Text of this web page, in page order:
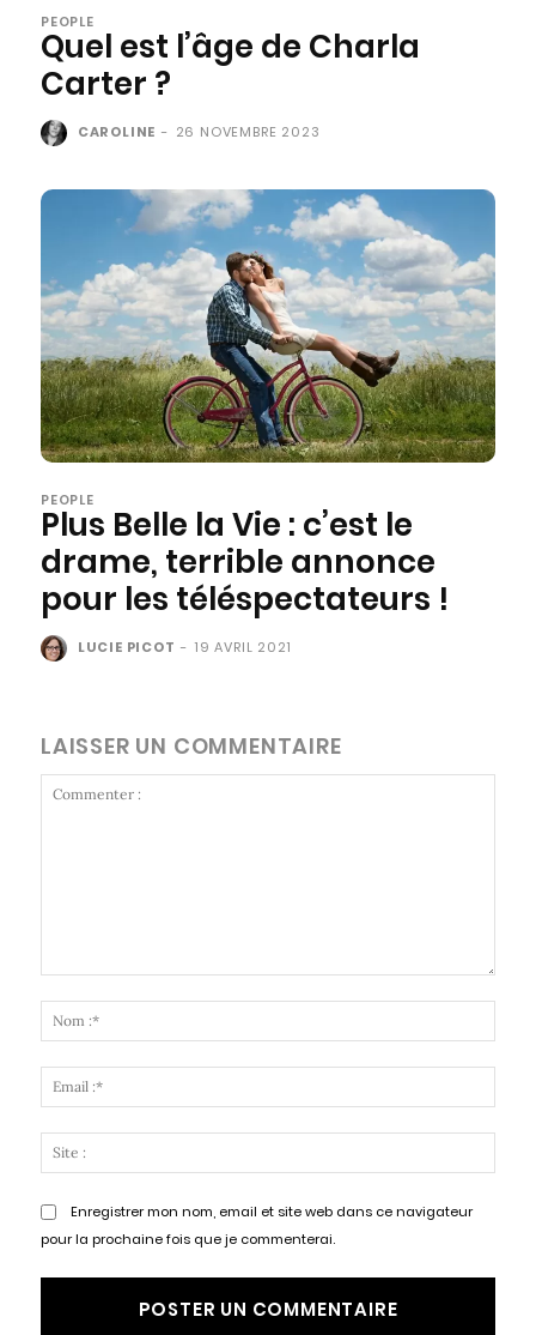
PEOPLE
Quel est l’âge de Charla
Carter ?
CAROLINE - 26 NOVEMBRE 2023
PEOPLE
Plus Belle la Vie : c’est le
drame, terrible annonce
pour les téléspectateurs !
LUCIE PICOT - 19 AVRIL 2021
LAISSER UN COMMENTAIRE
:*
:*
:
Enregistrer mon nom, email et site web dans ce navigateur
pour la prochaine fois que je commenterai.